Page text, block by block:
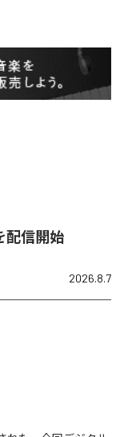
配信開始
2026.8.7